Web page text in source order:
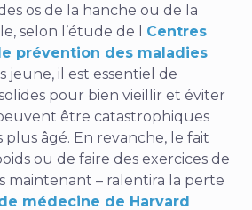
os de la hanche ou de la
selon l’étude de l
Centres
prévention des maladies
jeune, il est essentiel de
pour bien vieillir et éviter
être catastrophiques
plus âgé. En revanche, le fait
ou de faire des exercices de
maintenant – ralentira la perte
médecine de Harvard